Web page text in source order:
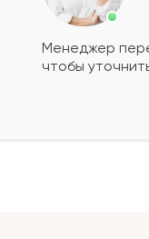
будет+?
Менеджер
чтобы